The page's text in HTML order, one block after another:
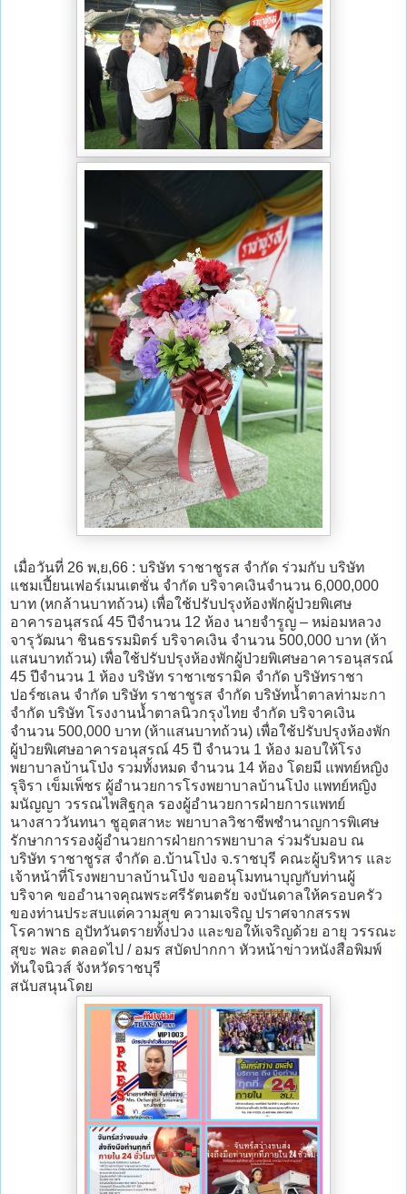
เมื่อวันที่ 26 พ,ย,66 : บริษัท ราชาชูรส จำกัด ร่วมกับ บริษัท
แชมเปี้ยนเฟอร์เมนเตชั่น จำกัด บริจาคเงินจำนวน 6,000,000
บาท (หกล้านบาทถ้วน) เพื่อใช้ปรับปรุงห้องพักผู้ป่วยพิเศษ
อาคารอนุสรณ์ 45 ปีจำนวน 12 ห้อง นายจำรูญ – หม่อมหลวง
จารุวัฒนา ชินธรรมมิตร์ บริจาคเงิน จำนวน 500,000 บาท (ห้า
แสนบาทถ้วน) เพื่อใช้ปรับปรุงห้องพักผู้ป่วยพิเศษอาคารอนุสรณ์
45 ปีจำนวน 1 ห้อง บริษัท ราชาเซรามิค จำกัด บริษัทราชา
ปอร์ซเลน จำกัด บริษัท ราชาชูรส จำกัด บริษัทน้ำตาลท่ามะกา
จำกัด บริษัท โรงงานน้ำตาลนิวกรุงไทย จำกัด บริจาคเงิน
จำนวน 500,000 บาท (ห้าแสนบาทถ้วน) เพื่อใช้ปรับปรุงห้องพัก
ผู้ป่วยพิเศษอาคารอนุสรณ์ 45 ปี จำนวน 1 ห้อง มอบให้โรง
พยาบาลบ้านโป่ง รวมทั้งหมด จำนวน 14 ห้อง โดยมี แพทย์หญิง
รุจิรา เข็มเพ็ชร ผู้อำนวยการโรงพยาบาลบ้านโป่ง แพทย์หญิง
มนัญญา วรรณไพสิฐกุล รองผู้อำนวยการฝ่ายการแพทย์
นางสาววันทนา ชูอุตสาหะ พยาบาลวิชาชีพชำนาญการพิเศษ
รักษาการรองผู้อำนวยการฝ่ายการพยาบาล ร่วมรับมอบ ณ
บริษัท ราชาชูรส จำกัด อ.บ้านโป่ง จ.ราชบุรี คณะผู้บริหาร และ
เจ้าหน้าที่โรงพยาบาลบ้านโป่ง ขออนุโมทนาบุญกับท่านผู้
บริจาค ขออำนาจคุณพระศรีรัตนตรัย จงบันดาลให้ครอบครัว
ของท่านประสบแต่ความสุข ความเจริญ ปราศจากสรรพ
โรคาพาธ อุปัทวันตรายทั้งปวง และขอให้เจริญด้วย อายุ วรรณะ
สุขะ พละ ตลอดไป / อมร สบัดปากกา หัวหน้าข่าวหนังสือพิมพ์
ทันใจนิวส์ จังหวัดราชบุรี
สนับสนุนโดย